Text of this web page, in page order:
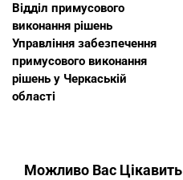
Відділ примусового
виконання рішень
Управління забезпечення
примусового виконання
рішень у Черкаській
області
Можливо Вас Цікавить